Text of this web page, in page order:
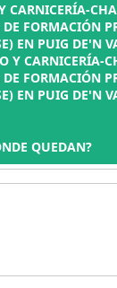
CARNICERÍA-
FORMACIÓN
EN PUIG DE'N
Y CARNICERÍA-
FORMACIÓN
EN PUIG DE'N
QUEDAN?